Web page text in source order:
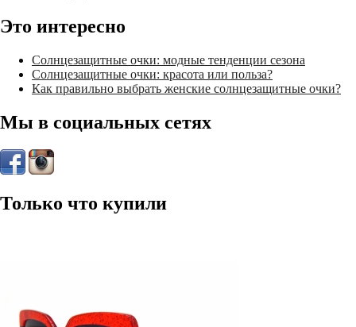
Это интересно
Солнцезащитные очки: модные тенденции сезона
Солнцезащитные очки: красота или польза?
Как правильно выбрать женские солнцезащитные очки?
Мы в социальных сетях
Только что купили